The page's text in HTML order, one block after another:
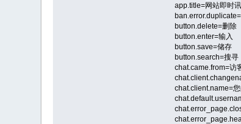
app.title=网站即时
button.delete=删除
button.enter=输入
button.save=储存
button.search=搜寻
chat.came.from=访
chat.client.name=您